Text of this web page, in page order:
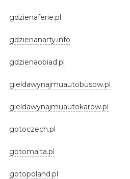
gdzienaferie.pl
gdzienanarty.info
gdzienaobiad.pl
gieldawynajmuautobusow.pl
gieldawynajmuautokarow.pl
gotoczech.pl
gotomalta.pl
gotopoland.pl